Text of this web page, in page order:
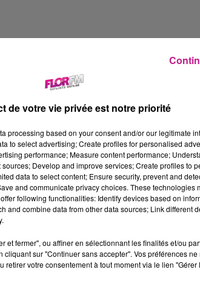
25 min 59
de votre vie privée est notre priorité
processing based on your consent and/or our legitimate
to select advertising; Create profiles for personalised
performance; Measure content performance;
Develop and improve services; Create profiles to
data to select content; Ensure security, prevent and
and communicate privacy choices. These technologies
following functionalities: Identify devices based on
and combine data from other data sources; Link different
et fermer", ou affiner en sélectionnant les finalités et/ou
cliquant sur "Continuer sans accepter". Vos préférences
retirer votre consentement à tout moment via le lien